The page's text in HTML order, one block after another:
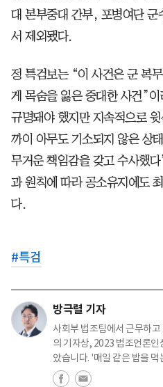
대 본부중대 간부, 포병여단 군
서 제외됐다.
정 특검보는 “이 사건은 군 복
게 목숨을 잃은 중대한 사건”
규명돼야 했지만 지속적으로
까이 아무도 기소되지 않은 상
무거운 책임감을 갖고 수사했
과 원칙에 따라 공소유지에도
다.
#특검
방극렬 기자
사회부 법조팀에서 근무하
의 기자상, 2023 법조언론
았습니다. '매일 같은 밥을